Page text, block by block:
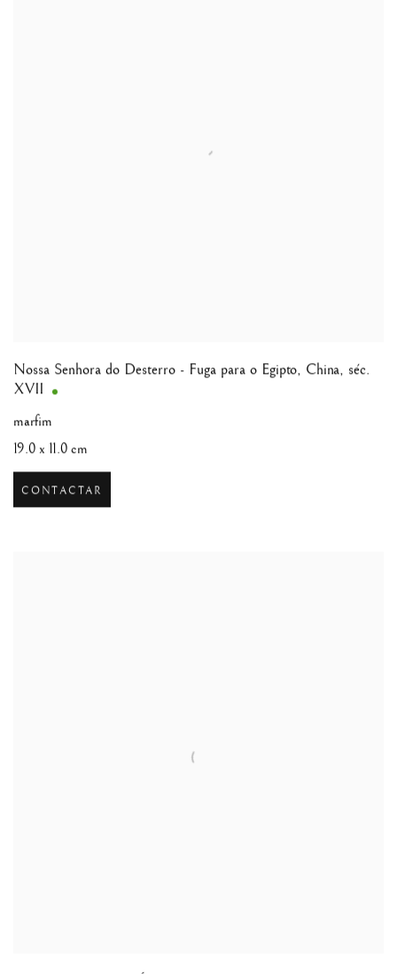
Nossa Senhora do Desterro - Fuga para o Egipto, China, séc.
XVII
marfim
19.0 x 11.0 cm
CONTACTAR